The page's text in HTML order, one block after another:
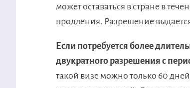
может оставаться в стране в
продления. Разрешение
Если потребуется более
двукратного разрешения с
такой визе можно только 60